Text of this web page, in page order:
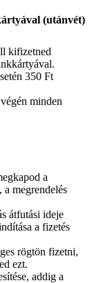
(utánvét)
kifizetned
350 Ft
minden
a
megrendelés
átfutási ideje
a fizetés
rögtön fizetni,
ezt.
addig a